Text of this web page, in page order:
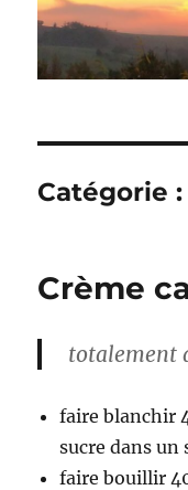
Catégorie :
Crème
totalement
faire blanchir
sucre dans un
faire bouillir